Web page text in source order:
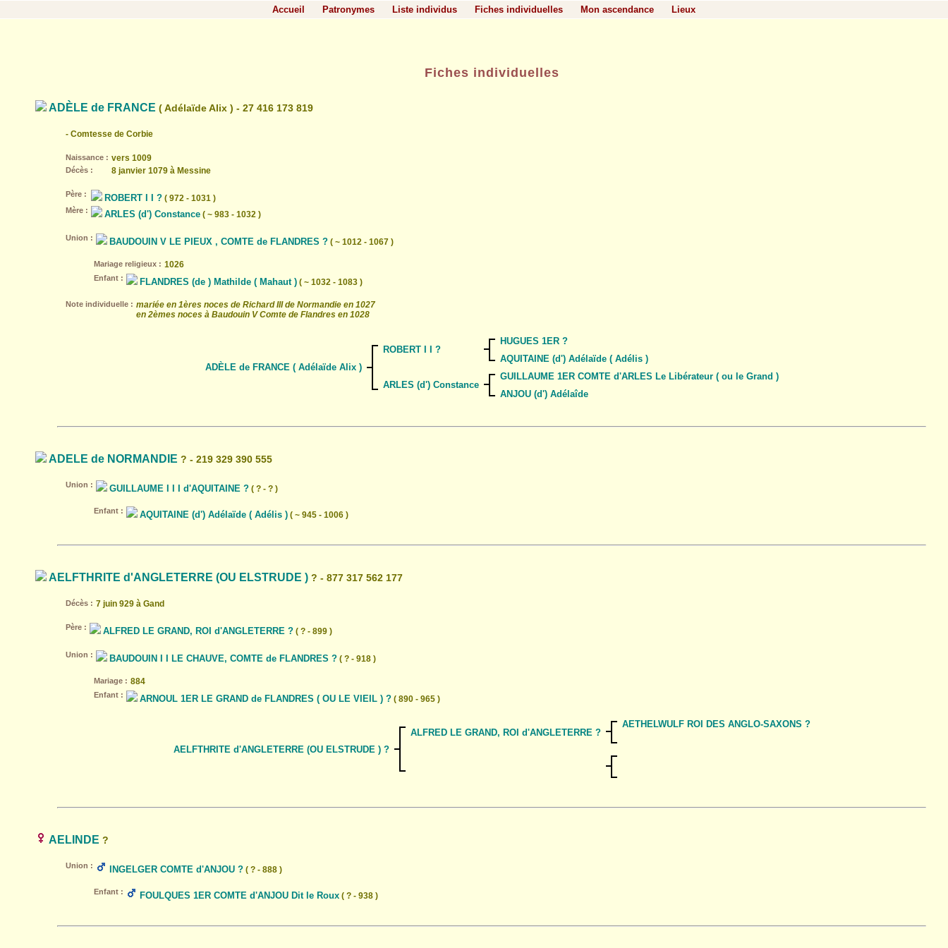
Accueil Patronymes Liste individus Fiches individuelles Mon ascendance Lieux
Fiches individuelles
ADÈLE de FRANCE ( Adélaïde Alix ) - 27 416 173 819
- Comtesse de Corbie
Naissance : vers 1009
Décès : 8 janvier 1079 à Messine
Père : ROBERT I I ? ( 972 - 1031 )
Mère : ARLES (d') Constance ( ~ 983 - 1032 )
Union : BAUDOUIN V LE PIEUX , COMTE de FLANDRES ? ( ~ 1012 - 1067 )
Mariage religieux : 1026
Enfant : FLANDRES (de ) Mathilde ( Mahaut ) ( ~ 1032 - 1083 )
Note individuelle : mariée en 1ères noces de Richard III de Normandie en 1027
en 2èmes noces à Baudouin V Comte de Flandres en 1028
ADÈLE de FRANCE ( Adélaïde Alix )
ROBERT I I ?
HUGUES 1ER ?
AQUITAINE (d') Adélaïde ( Adélis )
ARLES (d') Constance
GUILLAUME 1ER COMTE d'ARLES Le Libérateur ( ou le Grand )
ANJOU (d') Adélaîde
ADELE de NORMANDIE ? - 219 329 390 555
Union : GUILLAUME I I I d'AQUITAINE ? ( ? - ? )
Enfant : AQUITAINE (d') Adélaïde ( Adélis ) ( ~ 945 - 1006 )
AELFTHRITE d'ANGLETERRE (OU ELSTRUDE ) ? - 877 317 562 177
Décès : 7 juin 929 à Gand
Père : ALFRED LE GRAND, ROI d'ANGLETERRE ? ( ? - 899 )
Union : BAUDOUIN I I LE CHAUVE, COMTE de FLANDRES ? ( ? - 918 )
Mariage : 884
Enfant : ARNOUL 1ER LE GRAND de FLANDRES ( OU LE VIEIL ) ? ( 890 - 965 )
AELFTHRITE d'ANGLETERRE (OU ELSTRUDE ) ?
ALFRED LE GRAND, ROI d'ANGLETERRE ?
AETHELWULF ROI DES ANGLO-SAXONS ?
AELINDE ?
Union : INGELGER COMTE d'ANJOU ? ( ? - 888 )
Enfant : FOULQUES 1ER COMTE d'ANJOU Dit le Roux ( ? - 938 )